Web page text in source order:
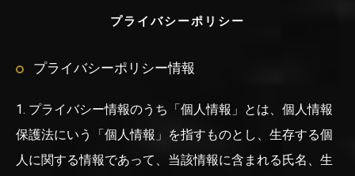
プライバシーポリシー
プライバシーポリシー情報
1. プライバシー情報のうち「個人情報」とは、個人情報
保護法にいう「個人情報」を指すものとし、生存する個
人に関する情報であって、当該情報に含まれる氏名、生